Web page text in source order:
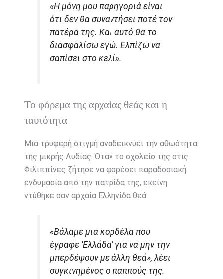
«Η μόνη μου παρηγοριά είναι
ότι δεν θα συναντήσει ποτέ τον
πατέρα της. Και αυτό θα το
διασφαλίσω εγώ. Ελπίζω να
σαπίσει στο κελί».
Το φόρεμα της αρχαίας θεάς και η
ταυτότητα
Μια τρυφερή στιγμή αναδεικνύει την αθωότητα
της μικρής Λυδίας: Όταν το σχολείο της στις
Φιλιππίνες ζήτησε να φορέσει παραδοσιακή
ενδυμασία από την πατρίδα της, εκείνη
ντύθηκε σαν αρχαία Ελληνίδα θεά.
«Βάλαμε μια κορδέλα που
έγραφε ‘Ελλάδα’ για να μην την
μπερδέψουν με άλλη θεά», λέει
συγκινημένος ο παππούς της.